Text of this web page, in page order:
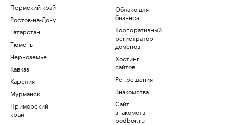
Пермский край
Ростов-на-Дону
Татарстан
Тюмень
Черноземье
Кавказ
Карелия
Мурманск
Приморский
край
Облако для
бизнеса
Корпоративный
регистратор
доменов
Хостинг
сайтов
Рег.решения
Знакомства
Сайт
знакомств
podbor.ru